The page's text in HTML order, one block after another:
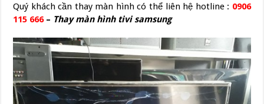
Quý khách cần thay màn hình có thể liên hệ hotline : 0906
115 666– Thay màn hình tivi samsung